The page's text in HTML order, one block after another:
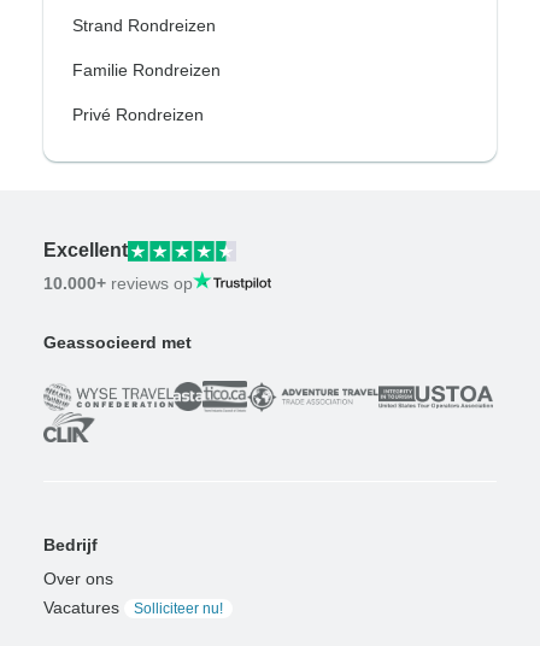
Strand Rondreizen
Familie Rondreizen
Privé Rondreizen
Excellent
10.000+ reviews op
Geassocieerd met
Bedrijf
Over ons
Vacatures
Solliciteer nu!